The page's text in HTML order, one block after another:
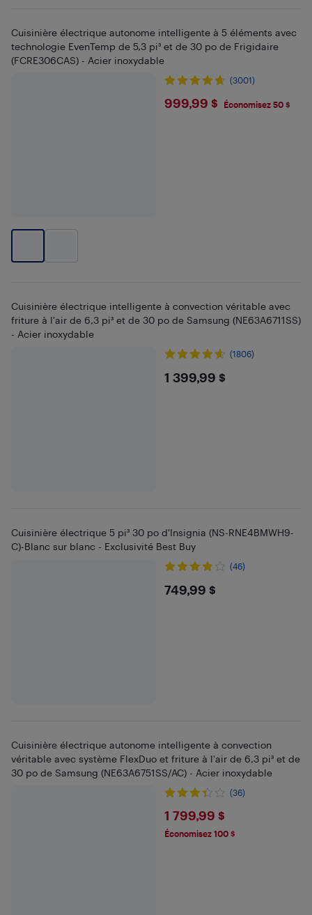
Cuisinière électrique autonome intelligente à 5 éléments avec
technologie EvenTemp de 5,3 pi³ et de 30 po de Frigidaire
(FCRE306CAS) - Acier inoxydable
(3001)
$999.99
999,99 $ Économisez 50 $
Cuisinière électrique intelligente à convection véritable avec
friture à l'air de 6,3 pi³ et de 30 po de Samsung (NE63A6711SS)
- Acier inoxydable
(1806)
$1399.99
1 399,99 $
Cuisinière électrique 5 pi³ 30 po d'Insignia (NS-RNE4BMWH9-
C)-Blanc sur blanc - Exclusivité Best Buy
(46)
$749.99
749,99 $
Cuisinière électrique autonome intelligente à convection
véritable avec système FlexDuo et friture à l'air de 6,3 pi³ et de
30 po de Samsung (NE63A6751SS/AC) - Acier inoxydable
(36)
$1799.99
1 799,99 $
Économisez 100 $